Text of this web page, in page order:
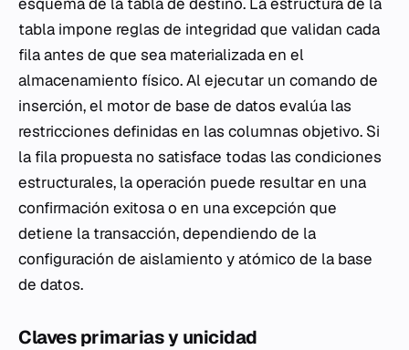
tabla impone reglas de integridad que validan cada
fila antes de que sea materializada en el
almacenamiento físico. Al ejecutar un comando de
inserción, el motor de base de datos evalúa las
restricciones definidas en las columnas objetivo. Si
la fila propuesta no satisface todas las condiciones
estructurales, la operación puede resultar en una
confirmación exitosa o en una excepción que
detiene la transacción, dependiendo de la
configuración de aislamiento y atómico de la base
de datos.
Claves primarias y unicidad